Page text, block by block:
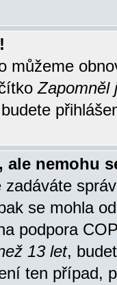
můžeme
Zapomněl
ale nemohu
se mohla
podpora
13 let,
ten případ,